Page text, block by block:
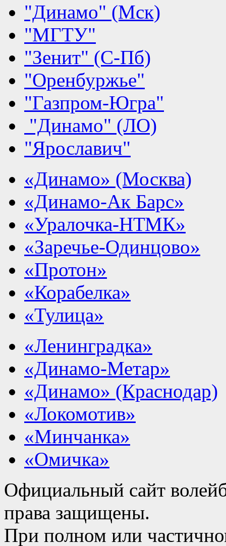
"Динамо" (Мск)
"МГТУ"
"Зенит" (С-Пб)
"Оренбуржье"
"Газпром-Югра"
"Динамо" (ЛО)
"Ярославич"
«Динамо» (Москва)
«Динамо-Ак Барс»
«Уралочка-НТМК»
«Заречье-Одинцово»
«Протон»
«Корабелка»
«Тулица»
«Ленинградка»
«Динамо-Метар»
«Динамо» (Краснодар)
«Локомотив»
«Минчанка»
«Омичка»
Официальный сайт
права защищены.
При полном или